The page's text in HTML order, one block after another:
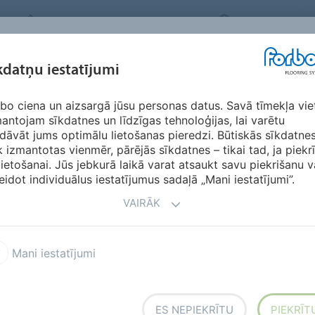
FORBO FLOORING SYSTEMS LATVIA
SEGMENTI ILGTSPĒJĪBA
iestatījumi
ciena un aizsargā jūsu personas datus. Savā tīmekļa
sīkdatnes un līdzīgas tehnoloģijas, lai varētu
jums optimālu lietošanas pieredzi. Būtiskās
izmantotas vienmēr, pārējās sīkdatnes – tikai tad, ja
Jūs jebkurā laikā varat atsaukt savu piekrišanu
individuālus iestatījumus sadaļā „Mani iestatījumi”.
VAIRĀK
Mani iestatījumi
ES NEPIEKRĪTU